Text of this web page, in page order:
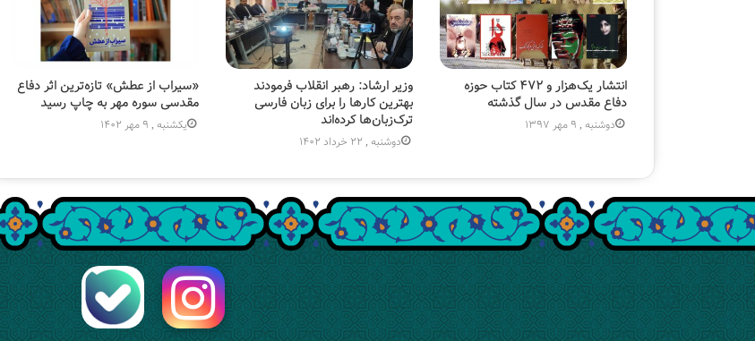
انتشار یک‌هزار و ۴۷۲ کتاب حوزه
دفاع مقدس در سال گذشته
دوشنبه , 9 مهر 1397
وزیر ارشاد: رهبر انقلاب فرمودند
بهترین کارها را برای زبان فارسی
ترک‌زبان‌ها کرده‌اند
دوشنبه , 22 خرداد 1402
«سیراب از عطش» تازه‌ترین اثر دفاع
مقدسی سوره مهر به چاپ رسید
یکشنبه , 9 مهر 1402